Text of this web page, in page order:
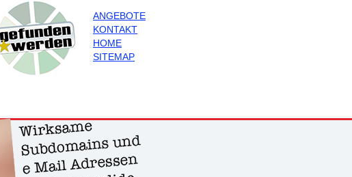
ANGEBOTE
KONTAKT
HOME
SITEMAP